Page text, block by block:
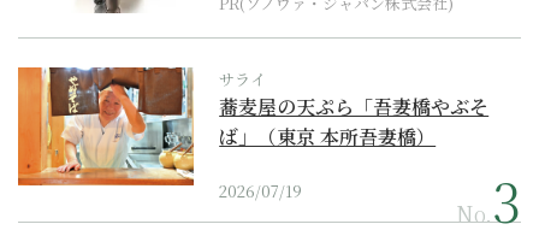
サライ
蕎麦屋の天ぷら「吾妻橋やぶそ
ば」（東京 本所吾妻橋）
2026/07/19
No.